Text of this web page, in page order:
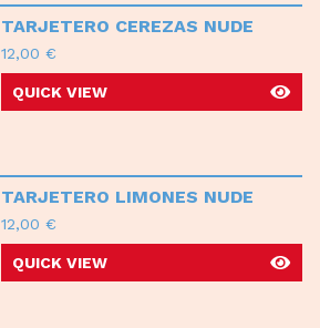
TARJETERO CEREZAS NUDE
12,00 €
QUICK VIEW
TARJETERO LIMONES NUDE
12,00 €
QUICK VIEW